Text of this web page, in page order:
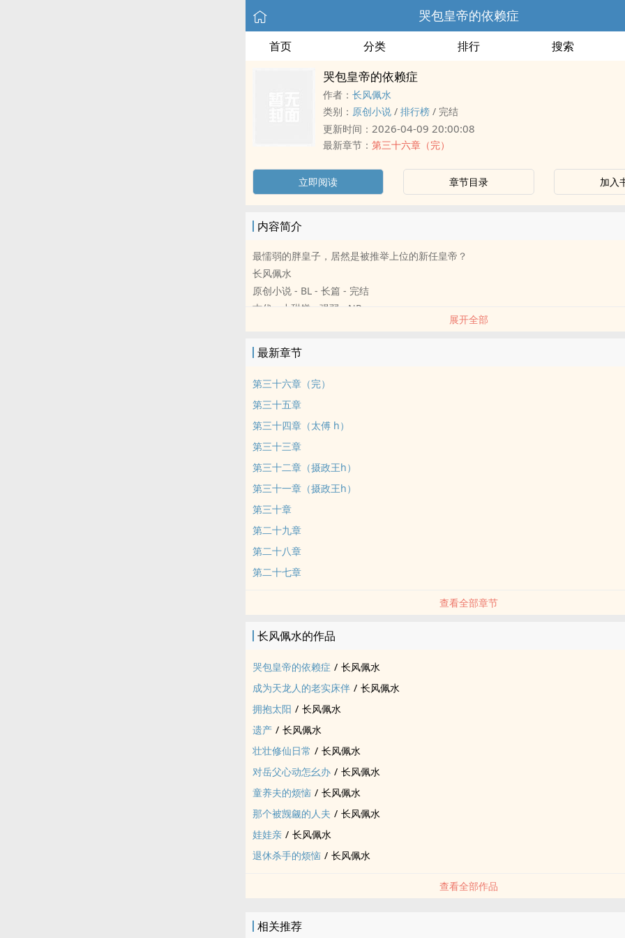
哭包皇帝的依赖症
首页 分类 排行 搜索
哭包皇帝的依赖症
作者： 长风佩水
类别： 原创小说 / 排行榜 / 完结
更新时间： 2026-04-09 20:00:08
最新章节： 第三十六章（完）
立即阅读 章节目录 加入
内容简介
最懦弱的胖皇子，居然是被推举上位的新任皇帝？
长风佩水
原创小说 - BL - 长篇 - 完结
古代 - 小甜饼 - 强弱 - NP
他的哥哥和弟弟们，为了皇位你争我夺的时候，他躺在太傅慕容擘的腿上吃桂花糕。
被父皇打完手板，在摄政王叔父宣擎天的怀里摊着根本就没红、也不痛的手撒娇，说想
宣无极亲了亲他肉乎乎的脸，说乐儿乖，别担心，他会回来的。
后来……
谁都没想到，遇到麻烦只会哭，看到好吃的根本挪不动道的废物胖皇子宣茸乐，成为了
皇帝。
架空背景，团宠受宝。
4p，无虐
甜饼，受是笨蛋，爱哭，被宠得和小孩子一样
温柔腹黑太子哥哥、霸气狠辣强取豪夺摄政王叔父、寡言清冷太傅x胖胖老实哭包受
展开全部
最新章节
第三十六章（完）
第三十五章
第三十四章（太傅 h）
第三十三章
第三十二章（摄政王h）
第三十一章（摄政王h）
第三十章
第二十九章
第二十八章
第二十七章
查看全部章节
长风佩水的作品
哭包皇帝的依赖症 / 长风佩水
成为天龙人的老实床伴 / 长风佩水
拥抱太阳 / 长风佩水
遗产 / 长风佩水
壮壮修仙日常 / 长风佩水
对岳父心动怎幺办 / 长风佩水
童养夫的烦恼 / 长风佩水
那个被觊觎的人夫 / 长风佩水
娃娃亲 / 长风佩水
退休杀手的烦恼 / 长风佩水
查看全部作品
相关推荐